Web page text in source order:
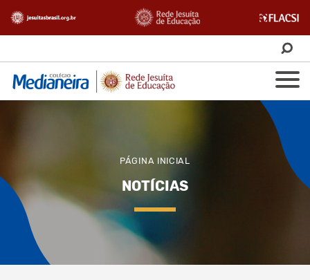
PÁGINA INICIAL
NOTÍCIAS